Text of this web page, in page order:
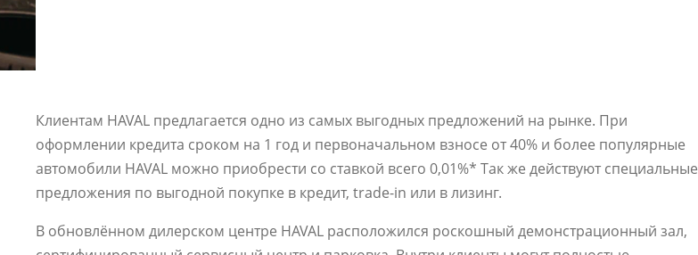
Клиентам HAVAL предлагается одно из самых выгодных предложений на рынке. При
оформлении кредита сроком на 1 год и первоначальном взносе от 40% и более популярные
автомобили HAVAL можно приобрести со ставкой всего 0,01%* Так же действуют специальные
предложения по выгодной покупке в кредит, trade-in или в лизинг.
В обновлённом дилерском центре HAVAL расположился роскошный демонстрационный зал,